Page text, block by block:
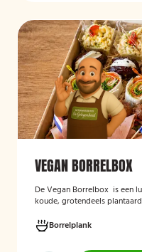
VEGAN BORRELBOX
DeVegan Borrelbox is een
koude, grotendeels
groenten, crostini’s en
serveerklaar zijn voor een
Borrelplank